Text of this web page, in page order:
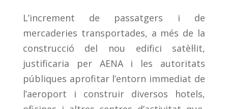
L’increment de passatgers i de
mercaderies transportades, a més de la
construcció del nou edifici satèl·lit,
justificaria per AENA i les autoritats
públiques aprofitar l’entorn immediat de
l’aeroport i construir diversos hotels,